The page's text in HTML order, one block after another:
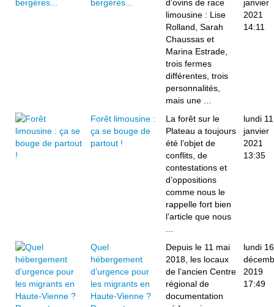
bergères...
d’ovins de race
limousine : Lise
Rolland, Sarah
Chaussas et
Marina Estrade,
trois fermes
différentes, trois
personnalités,
mais une ...
janvier
2021
14:11
Forêt limousine :
ça se bouge de
partout !
La forêt sur le
Plateau a toujours
été l’objet de
conflits, de
contestations et
d’oppositions
comme nous le
rappelle fort bien
l’article que nous
lundi 11
janvier
2021
13:35
Quel
hébergement
d’urgence pour
les migrants en
Haute-Vienne ?
Depuis le 11 mai
2018, les locaux
de l’ancien Centre
régional de
documentation
lundi 16
2019
17:49